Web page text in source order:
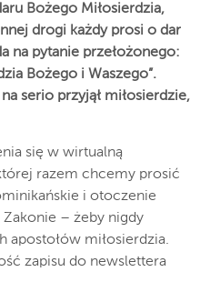
Bożego Miłosierdzia,
drogi każdy prosi o dar
na pytanie przełożonego:
Bożego i Waszego”.
serio przyjął miłosierdzie,
się w wirtualną
razem chcemy prosić
i otoczenie
– żeby nigdy
apostołów miłosierdzia.
zapisu do newslettera